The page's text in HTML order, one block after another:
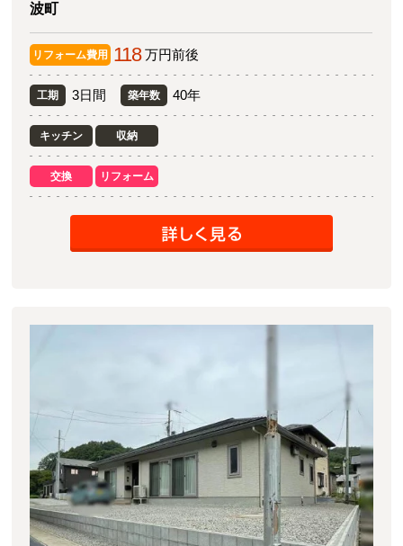
波町
リフォーム費用 118 万円前後
工期 3日間 築年数 40年
キッチン 収納
交換 リフォーム